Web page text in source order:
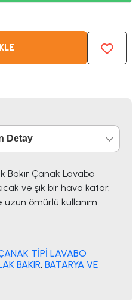
Detay
Bakır Çanak Lavabo
ve şık bir hava katar.
uzun ömürlü kullanım
TİPİ LAVABO
BAKIR, BATARYA VE